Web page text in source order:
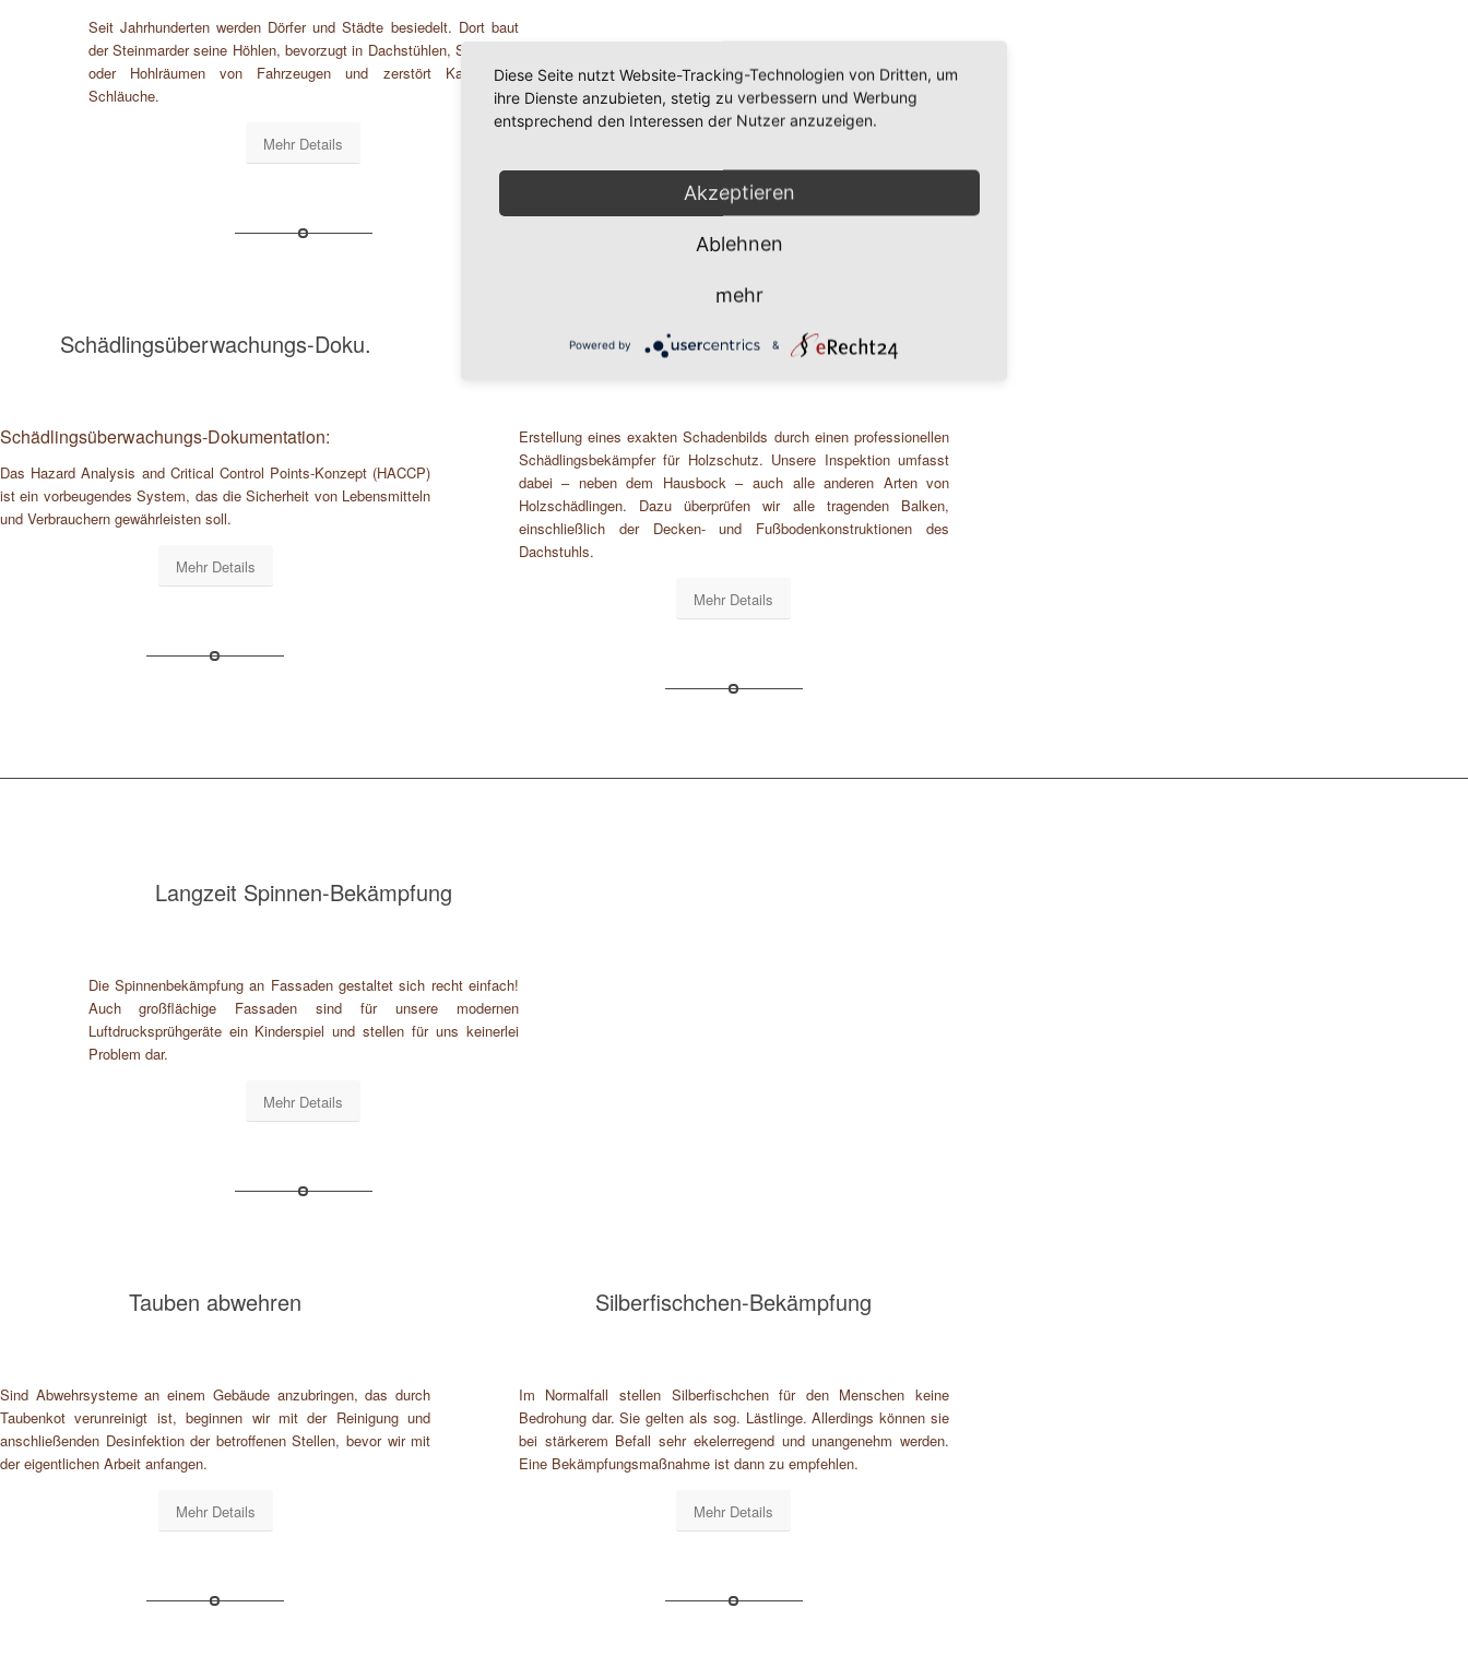
Seit Jahrhunderten werden Dörfer und Städte besiedelt. Dort baut
der Steinmarder seine Höhlen, bevorzugt in Dachstühlen, Scheunen
oder Hohlräumen von Fahrzeugen und zerstört Kabel und
Schläuche.
Mehr Details
Schädlingsüberwachungs-Doku.
Schädlingsüberwachungs-Dokumentation:
Das Hazard Analysis and Critical Control Points-Konzept (HACCP)
ist ein vorbeugendes System, das die Sicherheit von Lebensmitteln
und Verbrauchern gewährleisten soll.
Mehr Details
Holzschutz/Bautenschutz
Erstellung eines exakten Schadenbilds durch einen professionellen
Schädlingsbekämpfer für Holzschutz. Unsere Inspektion umfasst
dabei – neben dem Hausbock – auch alle anderen Arten von
Holzschädlingen. Dazu überprüfen wir alle tragenden Balken,
einschließlich der Decken- und Fußbodenkonstruktionen des
Dachstuhls.
Mehr Details
Langzeit Spinnen-Bekämpfung
Die Spinnenbekämpfung an Fassaden gestaltet sich recht einfach!
Auch großflächige Fassaden sind für unsere modernen
Luftdrucksprühgeräte ein Kinderspiel und stellen für uns keinerlei
Problem dar.
Mehr Details
Tauben abwehren
Sind Abwehrsysteme an einem Gebäude anzubringen, das durch
Taubenkot verunreinigt ist, beginnen wir mit der Reinigung und
anschließenden Desinfektion der betroffenen Stellen, bevor wir mit
der eigentlichen Arbeit anfangen.
Mehr Details
Silberfischchen-Bekämpfung
Im Normalfall stellen Silberfischchen für den Menschen keine
Bedrohung dar. Sie gelten als sog. Lästlinge. Allerdings können sie
bei stärkerem Befall sehr ekelerregend und unangenehm werden.
Eine Bekämpfungsmaßnahme ist dann zu empfehlen.
Mehr Details
Diese Seite nutzt Website-Tracking-Technologien von Dritten, um
ihre Dienste anzubieten, stetig zu verbessern und Werbung
entsprechend den Interessen der Nutzer anzuzeigen.
Akzeptieren
Ablehnen
mehr
Powered by &